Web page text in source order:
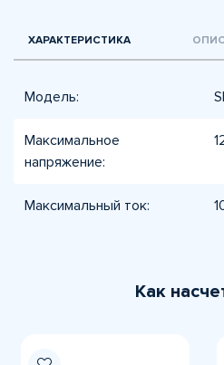
ХАРАКТЕРИСТИКА
Модель:
Максимальное
напряжение:
Максимальный ток:
Как